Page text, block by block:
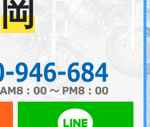
岡
メールでお問い合わせ